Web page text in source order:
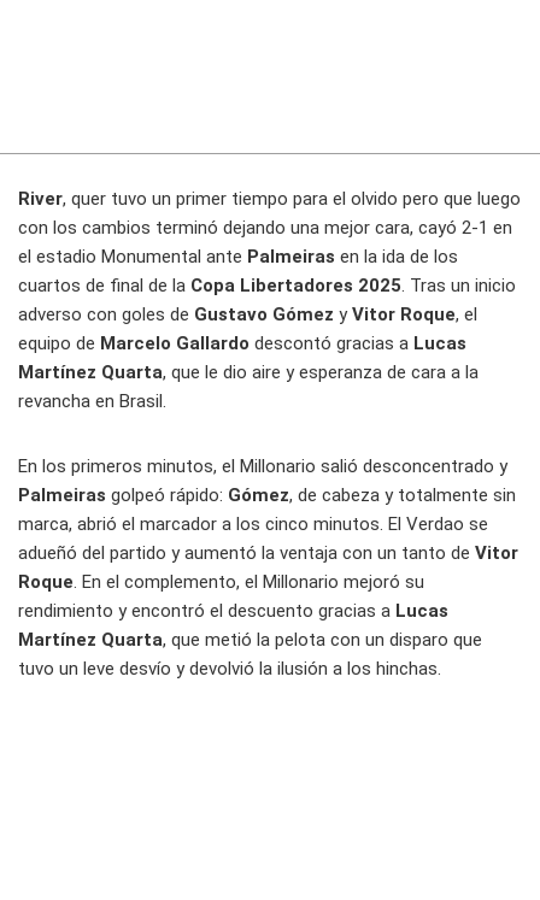
River, quer tuvo un primer tiempo para el olvido pero que luego
con los cambios terminó dejando una mejor cara, cayó 2-1 en
el estadio Monumental ante Palmeiras en la ida de los
cuartos de final de la Copa Libertadores 2025. Tras un inicio
adverso con goles de Gustavo Gómez yVitor Roque, el
equipo de Marcelo Gallardo descontó gracias a Lucas
Martínez Quarta, que le dio aire y esperanza de cara a la
revancha en Brasil.
En los primeros minutos, el Millonario salió desconcentrado y
Palmeiras golpeó rápido: Gómez, de cabeza y totalmente sin
marca, abrió el marcador a los cinco minutos. El Verdao se
adueñó del partido y aumentó la ventaja con un tanto de Vitor
Roque. En el complemento, el Millonario mejoró su
rendimiento y encontró el descuento gracias a Lucas
Martínez Quarta, que metió la pelota con un disparo que
tuvo un leve desvío y devolvió la ilusión a los hinchas.